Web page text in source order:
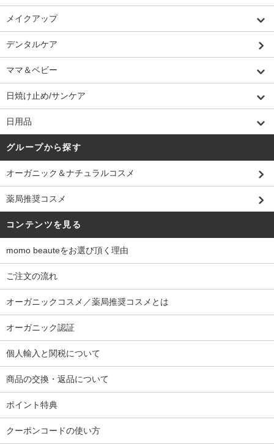
メイクアップ
デンタルケア
ママ＆ベビー
日焼け止め/サンケア
日用品
グループから探す
オーガニック＆ナチュラルコスメ
薬局推奨コスメ
コンテンツを見る
momo beauteをお選び頂く理由
ご注文の流れ
オーガニックコスメ／薬局推奨コスメとは
オーガニック認証
個人輸入と関税について
商品の交換・返品について
ポイント特典
クーポンコードの使い方